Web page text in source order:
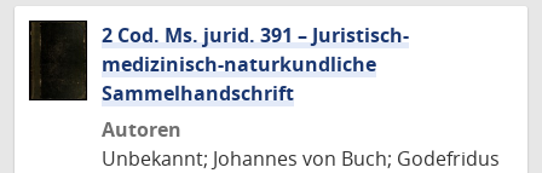
2 Cod. Ms. jurid. 391 – Juristisch-
medizinisch-naturkundliche
Sammelhandschrift
Autoren
Unbekannt; Johannes von Buch; Godefridus